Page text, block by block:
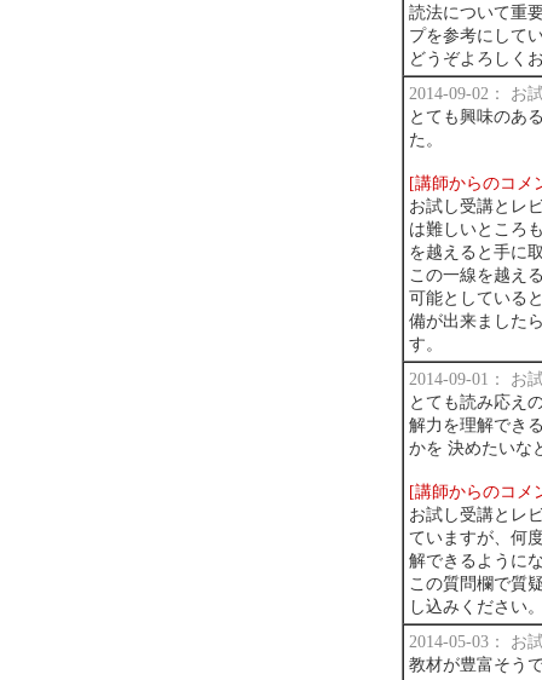
読法について重
プを参考にして
どうぞよろしく
2014-09-02： お
とても興味のあ
た。
[講師からのコメ
お試し受講とレ
は難しいところ
を越えると手に
この一線を越え
可能としている
備が出来ました
す。
2014-09-01： お
とても読み応え
解力を理解でき
かを 決めたいな
[講師からのコメ
お試し受講とレ
ていますが、何
解できるように
この質問欄で質
し込みください
2014-05-03： お
教材が豊富そう